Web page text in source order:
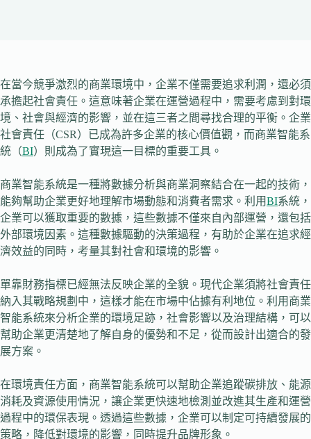
在當今競爭激烈的商業環境中，企業不僅需要追求利潤，還必須
承擔起社會責任。這意味著企業在運營過程中，需要考慮到對環
境、社會與經濟的影響，並在這三者之間尋找合理的平衡。企業
社會責任（CSR）已成為許多企業的核心價值觀，而商業智能系
統（BI）則成為了實現這一目標的重要工具。
商業智能系統是一種將數據分析與商業洞察結合在一起的技術，
能夠幫助企業更好地理解市場動態和消費者需求。利用BI系統，
企業可以獲取重要的數據，這些數據不僅來自內部運營，還包括
外部環境因素。這種數據驅動的決策過程，有助於企業在追求經
濟效益的同時，考量其對社會和環境的影響。
單靠財務指標已經無法反映企業的全貌。現代企業須將社會責任
納入其戰略規劃中，這樣才能在市場中佔據有利地位。利用商業
智能系統來分析企業的環境足跡，社會影響以及治理結構，可以
幫助企業更清楚地了解自身的優勢和不足，從而設計出適合的發
展方案。
在環境責任方面，商業智能系統可以幫助企業追蹤碳排放、能源
消耗及資源使用情況，讓企業更快速地檢測並改進其生產和運營
過程中的環保表現。透過這些數據，企業可以制定可持續發展的
策略，降低對環境的影響，同時提升品牌形象。